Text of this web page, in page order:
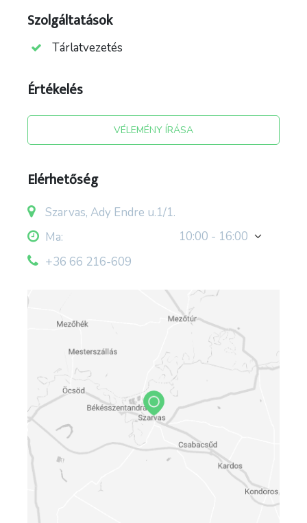
Szolgáltatások
Tárlatvezetés
Értékelés
VÉLEMÉNY ÍRÁSA
Elérhetőség
Szarvas, Ady Endre u.1/1.
Ma:
10:00 - 16:00
+36 66 216-609